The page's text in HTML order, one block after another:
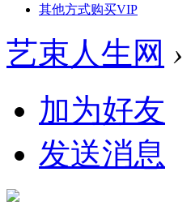
其他方式购买VIP
艺束人生网 ›
加为好友
发送消息